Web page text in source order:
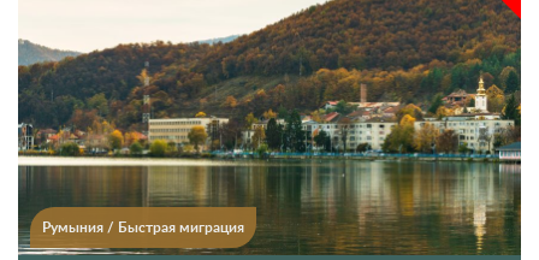
Румыния / Быстрая миграция